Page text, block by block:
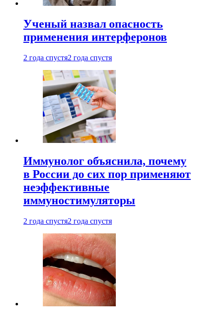
Ученый назвал опасность
применения интерферонов
2 года спустя2 года спустя
Иммунолог объяснила, почему
в России до сих пор применяют
неэффективные
иммуностимуляторы
2 года спустя2 года спустя